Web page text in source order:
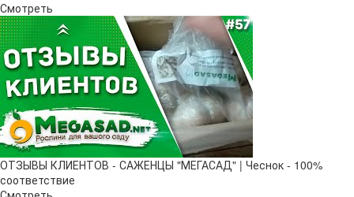
Смотреть
ОТЗЫВЫ КЛИЕНТОВ - САЖЕНЦЫ "МЕГАСАД" | Чеснок - 100%
соответствие